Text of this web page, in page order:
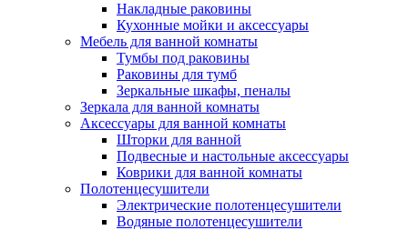
Накладные раковины
Кухонные мойки и аксессуары
Мебель для ванной комнаты
Тумбы под раковины
Раковины для тумб
Зеркальные шкафы, пеналы
Зеркала для ванной комнаты
Аксессуары для ванной комнаты
Шторки для ванной
Подвесные и настольные аксессуары
Коврики для ванной комнаты
Полотенцесушители
Электрические полотенцесушители
Водяные полотенцесушители